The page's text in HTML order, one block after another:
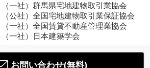
（一社）群馬県宅地建物取引業協会
（公社）全国宅地建物取引業保証協会
（一社）全国賃貸不動産管理業協会
（一社）日本建築学会
お問い合わせ(無料)